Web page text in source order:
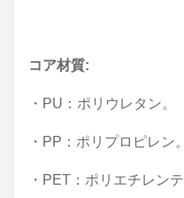
コア材質:
・PU：ポリウレタン。
・PP：ポリプロピレン。
・PET：ポリエチレン